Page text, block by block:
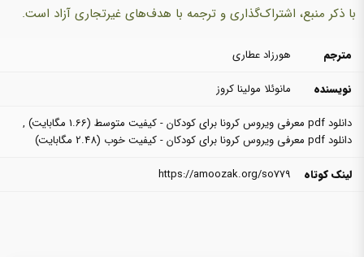
با ذکر منبع، اشتراک‌گذاری و ترجمه با هدف‌های غیرتجاری آزاد است.
مترجم
هورزاد عطاری
نویسنده
مانوئلا مولینا کروز
دانلود pdf معرفی ویروس کرونا برای کودکان - کیفیت متوسط
(1.66 مگابایت)
,
دانلود pdf معرفی ویروس کرونا برای کودکان - کیفیت خوب
(2.48 مگابایت)
لینک کوتاه
https://amoozak.org/so779